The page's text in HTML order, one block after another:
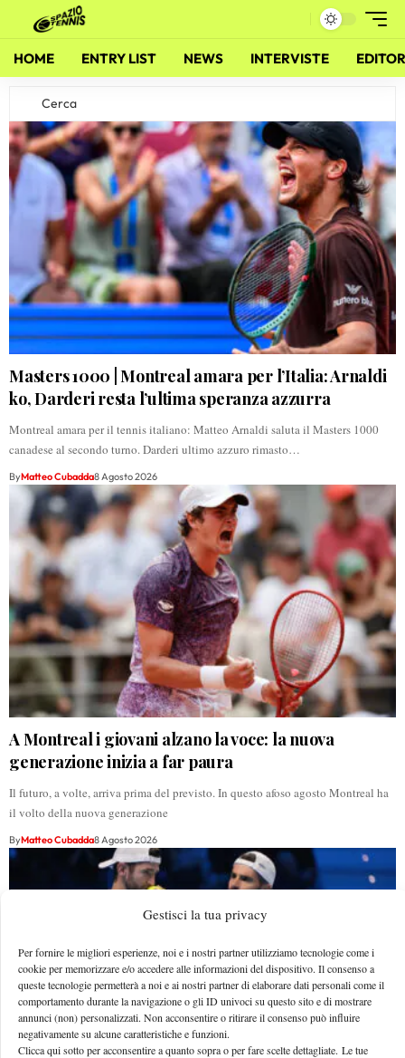
Gestisci la tua privacy
Per fornire le migliori esperienze, noi e i nostri partner utilizziamo tecnologie come i
cookie per memorizzare e/o accedere alle informazioni del dispositivo. Il consenso a
queste tecnologie permetterà a noi e ai nostri partner di elaborare dati personali come il
comportamento durante la navigazione o gli ID univoci su questo sito e di mostrare
annunci (non) personalizzati. Non acconsentire o ritirare il consenso può influire
negativamente su alcune caratteristiche e funzioni.
Clicca qui sotto per acconsentire a quanto sopra o per fare scelte dettagliate. Le tue
HOME ENTRY LIST NEWS INTERVISTE
Masters 1000 | Montreal amara per l’Italia: Arnaldi
ko, Darderi resta l’ultima speranza azzurra
Montreal amara per il tennis italiano: Matteo Arnaldi saluta il Masters 1000
canadese al secondo turno. Darderi ultimo azzuro rimasto…
ByMatteo Cubadda8 Agosto 2026
A Montreal i giovani alzano la voce: la nuova
generazione inizia a far paura
Il futuro, a volte, arriva prima del previsto. In questo afoso agosto Montreal ha
il volto della nuova generazione
ByMatteo Cubadda8 Agosto 2026